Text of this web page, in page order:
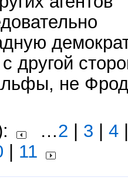
другой
не
…2 3 4
11